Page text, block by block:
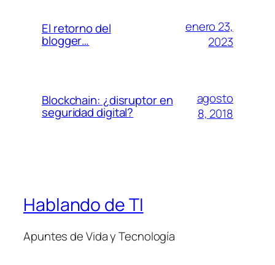
El retorno del
blogger…
enero 23,
2023
Blockchain: ¿disruptor en
seguridad digital?
agosto
8, 2018
Hablando de TI
Apuntes de Vida y Tecnología